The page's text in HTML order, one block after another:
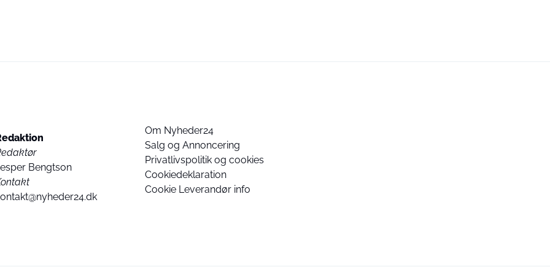
Bengtson
Om Nyheder24
Salg og Annoncering
Privatlivspolitik og cookies
Cookiedeklaration
Cookie Leverandør info